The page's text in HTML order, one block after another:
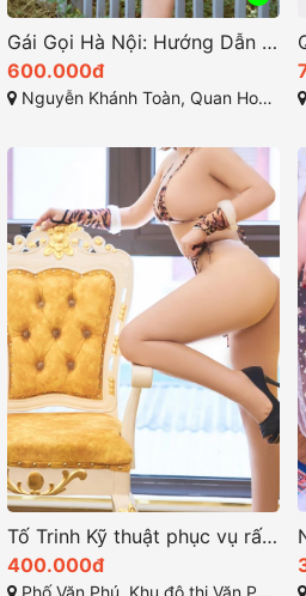
Gái Gọi Hà Nội: Hướng Dẫn Để Tìm Kiếm Dịch Vụ Gải Trí Tại Thủ Đô
600.000đ
Nguyễn Khánh Toàn, Quan Hoa, Cầu Giấy, TP Hà Nội
Tố Trinh Kỹ thuật phục vụ rất điêu luyện
400.000đ
Phố Văn Phú, Khu đô thị Văn Phú, Quang Trung, Hà Đông, Hà Nội